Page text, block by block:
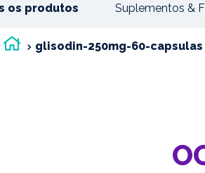
os produtos Suplementos &
glisodin-250mg-60-capsulas